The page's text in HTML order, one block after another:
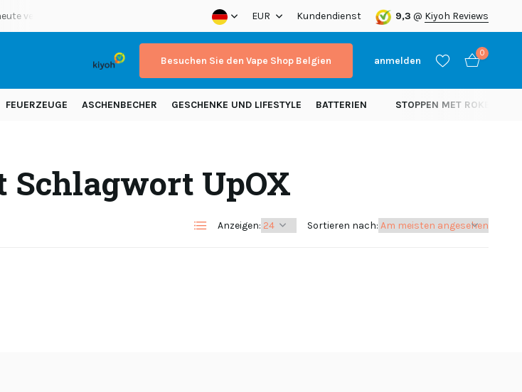
versendet EUR Kundendienst 9,3 @ Kiyoh Reviews
Besuchen Sie den Vape Shop Belgien anmelden
anlegen
0
FEUERZEUGE ASCHENBECHER GESCHENKE UND LIFESTYLE BATTERIEN STOPPEN MET ROKEN
UpOX
Anzeigen: Sortieren nach: